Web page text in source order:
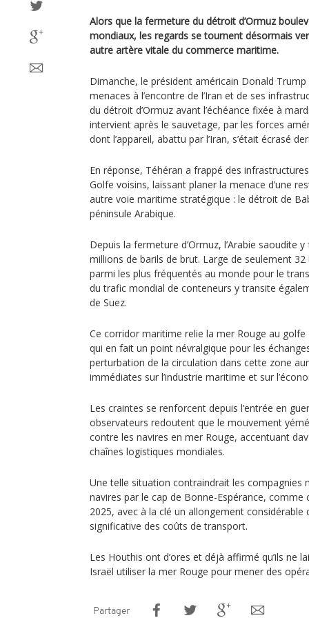
Alors que la fermeture du détroit d’Ormuz
mondiaux, les regards se tournent désormais
autre artère vitale du commerce maritime.
Dimanche, le président américain Donald
menaces à l’encontre de l’Iran et de ses
du détroit d’Ormuz avant l’échéance fixée à
intervient après le sauvetage, par les forces
dont l’appareil, abattu par l’Iran, s’était écrasé
En réponse, Téhéran a frappé des
Golfe voisins, laissant planer la menace d’une
autre voie maritime stratégique : le détroit de
péninsule Arabique.
Depuis la fermeture d’Ormuz, l’Arabie saoudite
millions de barils de brut. Large de seulement
parmi les plus fréquentés au monde pour le
du trafic mondial de conteneurs y transite
de Suez.
Ce corridor maritime relie la mer Rouge au golfe
qui en fait un point névralgique pour les
perturbation de la circulation dans cette zone
immédiates sur l’industrie maritime et sur
Les craintes se renforcent depuis l’entrée en
observateurs redoutent que le mouvement
contre les navires en mer Rouge, accentuant
chaînes logistiques mondiales.
Une telle situation contraindrait les compagnies
navires par le cap de Bonne-Espérance,
2025, avec à la clé un allongement
significative des coûts de transport.
Les Houthis ont d’ores et déjà affirmé qu’ils ne
Israël utiliser la mer Rouge pour mener des
Partager